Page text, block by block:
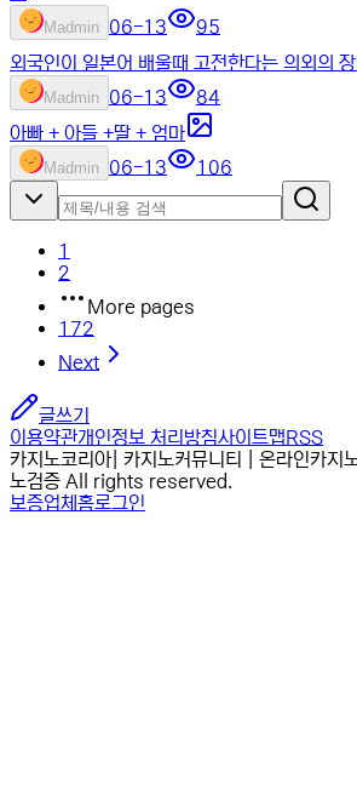
Madmin 06-13
95
외국인이 일본어 배울때 고전한다는 의외의
Madmin 06-13
84
아빠 + 아들 +딸 + 엄마
Madmin 06-13 106
1
2
More pages
172
Next
글쓰기
이용약관개인정보 처리방침사이트맵RSS
카지노코리아| 카지노커뮤니티 | 온라인카지
노검증 All rights reserved.
보증업체 홈로그인